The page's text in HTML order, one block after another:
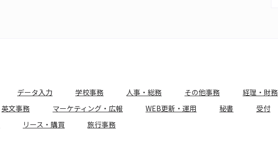
データ入力 学校事務 人事・総務 その他事務 経理・財務
英文事務 マーケティング・広報 WEB更新・運用 秘書
受付
リース・購買
旅行事務